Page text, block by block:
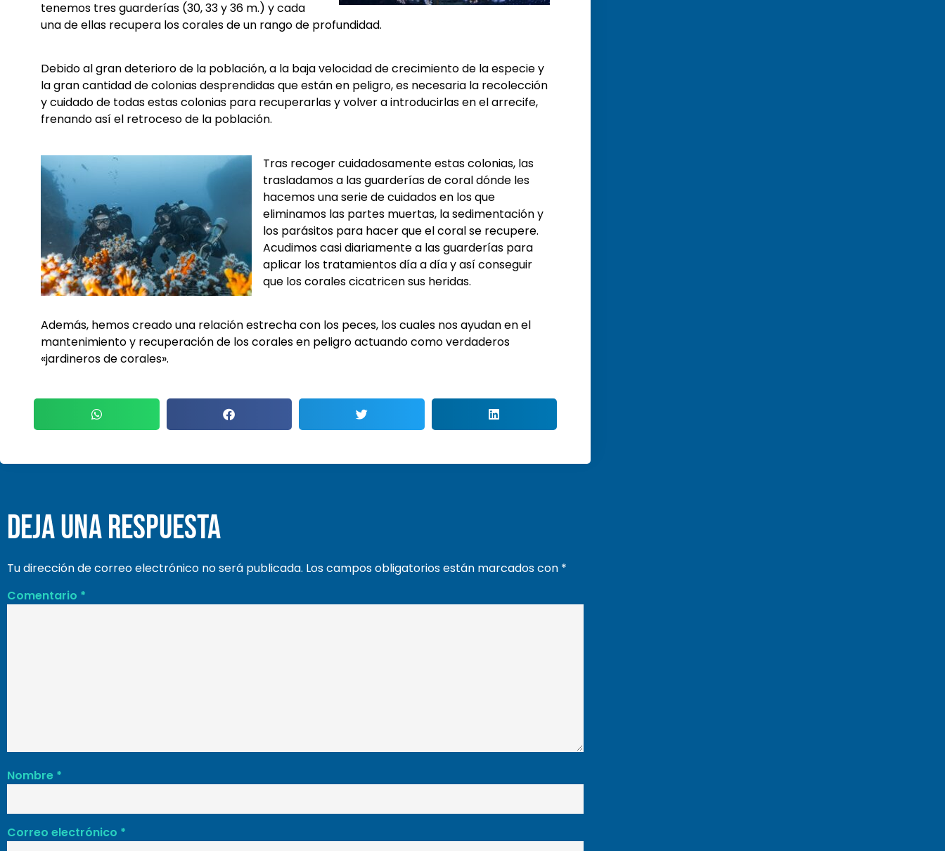
tenemos tres guarderías (30, 33 y 36 m.) y cada
una de ellas recupera los corales de un rango de profundidad.
Debido al gran deterioro de la población, a la baja velocidad de crecimiento de la especie y
la gran cantidad de colonias desprendidas que están en peligro, es necesaria la recolección
y cuidado de todas estas colonias para recuperarlas y volver a introducirlas en el arrecife,
frenando así el retroceso de la población.
Tras recoger cuidadosamente estas colonias, las
trasladamos a las guarderías de coral dónde les
hacemos una serie de cuidados en los que
eliminamos las partes muertas, la sedimentación y
los parásitos para hacer que el coral se recupere.
Acudimos casi diariamente a las guarderías para
aplicar los tratamientos día a día y así conseguir
que los corales cicatricen sus heridas.
Además, hemos creado una relación estrecha con los peces, los cuales nos ayudan en el
mantenimiento y recuperación de los corales en peligro actuando como verdaderos
«jardineros de corales».
Deja una respuesta
Tu dirección de correo electrónico no será publicada. Los campos obligatorios están marcados con *
Comentario *
Nombre *
Correo electrónico *